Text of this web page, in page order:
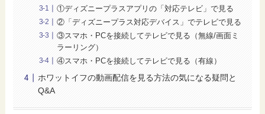
①ディズニープラスアプリの「対応テレビ」で見る
②「ディズニープラス対応デバイス」でテレビで見る
③スマホ・PCを接続してテレビで見る（無線/画面ミ
ラーリング）
④スマホ・PCを接続してテレビで見る（有線）
ホワットイフの動画配信を見る方法の気になる疑問と
Q&A